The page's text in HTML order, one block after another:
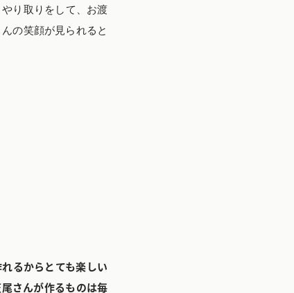
り取りをして、お渡
の笑顔が見られると
るからとても楽しい
さんが作るものは毎